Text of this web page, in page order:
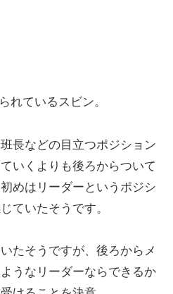
れているスビン。
長などの目立つポジション
いくよりも後ろからついて
めはリーダーというポジシ
ていたそうです。
たそうですが、後ろからメ
うなリーダーならできるか